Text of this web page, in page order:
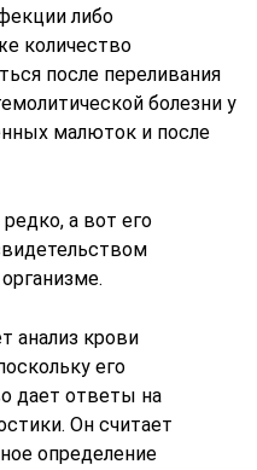
либо
количество
после переливания
болезни у
малюток и после
а вот его
анализ крови
его
дает ответы на
Он считает
определение